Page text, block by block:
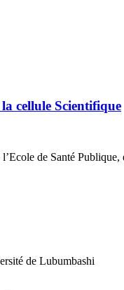
cellule Scientifique
de Santé
de Lubumbashi